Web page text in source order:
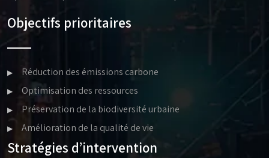
Objectifs prioritaires
Réduction des émissions carbone
Optimisation des ressources
Préservation de la biodiversité urbaine
Amélioration de la qualité de vie
Stratégies d’intervention